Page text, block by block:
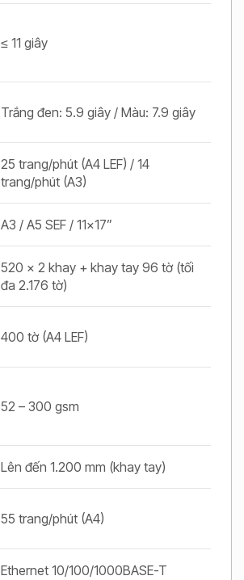
≤ 11 giây
Trắng đen: 5.9 giây / Màu: 7.9 giây
25 trang/phút (A4 LEF) / 14
trang/phút (A3)
A3 / A5 SEF / 11x17”
520 x 2 khay + khay tay 96 tờ (tối
đa 2.176 tờ)
400 tờ (A4 LEF)
52 – 300 gsm
Lên đến 1.200 mm (khay tay)
55 trang/phút (A4)
Ethernet 10/100/1000BASE-T